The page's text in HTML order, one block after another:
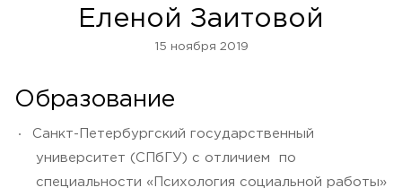
Еленой Заитовой
15 ноября 2019
Образование
Санкт-Петербургский государственный
университет (СПбГУ) с отличием по
специальности «Психология социальной работы»